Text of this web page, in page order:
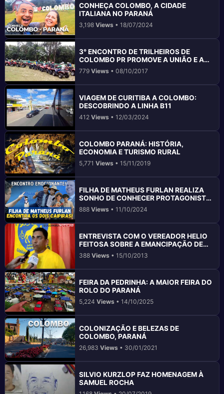
CONHEÇA COLOMBO, A CIDADE
ITALIANA NO PARANÁ
3,198Views • 18/07/2024
3° ENCONTRO DE TRILHEIROS DE
COLOMBO PR PROMOVE A UNIÃO E A
AVENTURA
779Views • 08/10/2017
VIAGEM DE CURITIBA A COLOMBO:
DESCOBRINDO A LINHA B11
412Views • 12/03/2024
COLOMBO PARANÁ: HISTÓRIA,
ECONOMIA E TURISMO RURAL
5,771Views • 15/11/2019
FILHA DE MATHEUS FURLAN REALIZA
SONHO DE CONHECER PROTAGONISTA
DO FILME DOIS CAIPIRAS EM COLOMBO
888Views • 11/10/2024
ENTREVISTA COM O VEREADOR HELIO
FEITOSA SOBRE A EMANCIPAÇÃO DE
COLOMBO PR
388Views • 15/10/2013
FEIRA DA PEDRINHA: A MAIOR FEIRA DO
ROLO DO PARANÁ
5,224Views • 14/10/2025
COLONIZAÇÃO E BELEZAS DE
COLOMBO, PARANÁ
26,983Views • 30/01/2021
SILVIO KURZLOP FAZ HOMENAGEM À
SAMUEL ROCHA